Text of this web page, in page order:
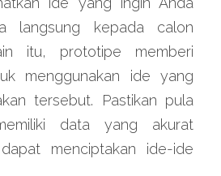
langsung kepada calon
itu, prototipe memberi
menggunakan ide yang
tersebut. Pastikan pula
data yang akurat
menciptakan ide-ide